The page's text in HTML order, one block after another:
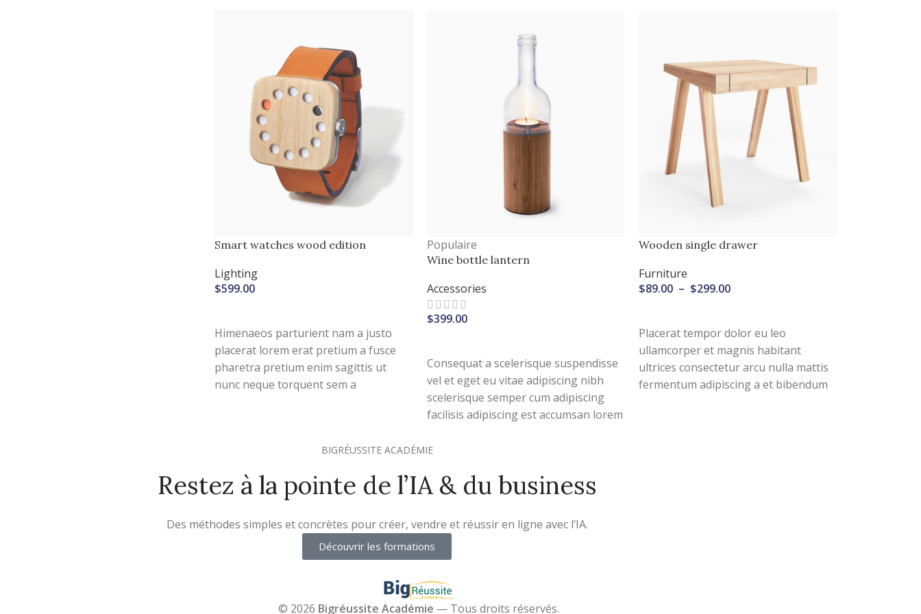
Smart watches wood edition
Lighting
$599.00
Himenaeos parturient nam a justo
placerat lorem erat pretium a fusce
pharetra pretium enim sagittis ut
nunc neque torquent sem a
Populaire
Wine bottle lantern
Accessories
$399.00
Consequat a scelerisque suspendisse
vel et eget eu vitae adipiscing nibh
scelerisque semper cum adipiscing
facilisis adipiscing est accumsan lorem
ullam corper metus accumsan.
ac ullamcorper varius metus blandit
Wooden single drawer
Furniture
$89.00 – $299.00
Placerat tempor dolor eu leo
ullamcorper et magnis habitant
ultrices consectetur arcu nulla mattis
fermentum adipiscing a et bibendum
BIGRÉUSSITE ACADÉMIE
Restez à la pointe de l’IA & du business
Des méthodes simples et concrètes pour créer, vendre et réussir en ligne avec l’IA.
Découvrir les formations
© 2026 Bigréussite Académie — Tous droits réservés.